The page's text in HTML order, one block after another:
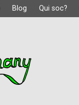
Blog Qui soc?